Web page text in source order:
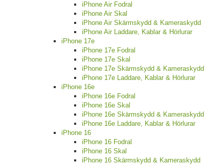
iPhone Air Fodral
iPhone Air Skal
iPhone Air Skärmskydd & Kameraskydd
iPhone Air Laddare, Kablar & Hörlurar
iPhone 17e
iPhone 17e Fodral
iPhone 17e Skal
iPhone 17e Skärmskydd & Kameraskydd
iPhone 17e Laddare, Kablar & Hörlurar
iPhone 16e
iPhone 16e Fodral
iPhone 16e Skal
iPhone 16e Skärmskydd & Kameraskydd
iPhone 16e Laddare, Kablar & Hörlurar
iPhone 16
iPhone 16 Fodral
iPhone 16 Skal
iPhone 16 Skärmskydd & Kameraskydd